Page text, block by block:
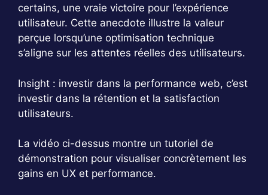
certains, une vraie victoire pour l’expérience
utilisateur. Cette anecdote illustre la valeur
perçue lorsqu’une optimisation technique
s’aligne sur les attentes réelles des utilisateurs.
Insight : investir dans la performance web, c’est
investir dans la rétention et la satisfaction
utilisateurs.
La vidéo ci-dessus montre un tutoriel de
démonstration pour visualiser concrètement les
gains en UX et performance.